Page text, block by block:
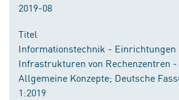
2019-08
Titel
Informationstechnik - Einrichtungen
Infrastrukturen von Rechenzentren -
Allgemeine Konzepte; Deutsche
1:2019